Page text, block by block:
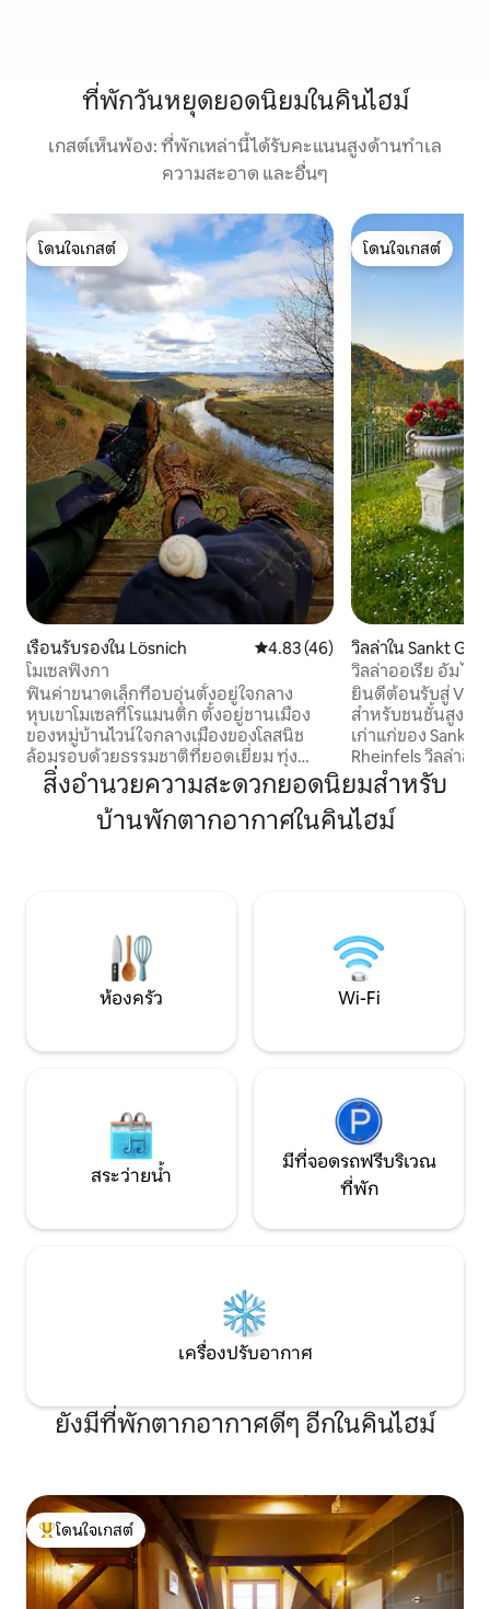
ที่พักวันหยุดยอดนิยมในคินไฮม์
เกสต์เห็นพ้อง: ที่พักเหล่านี้ได้รับคะแนนสูงด้านทำเล
ความสะอาด และอื่นๆ
โดนใจเกสต์
โดนใจเกสต์
เรือนรับรองใน Lösnich คะแนนเฉลี่ย 4.83 จาก 5, 46 รีวิว
4.83 (46)
โมเซลฟิงกา
ฟินค่าขนาดเล็กที่อบอุ่นตั้งอยู่ใจกลาง
หุบเขาโมเซลที่โรแมนติก ตั้งอยู่ชานเมือง
ของหมู่บ้านไวน์ใจกลางเมืองของโลสนิช
ล้อมรอบด้วยธรรมชาติที่ยอดเยี่ยม ทุ่ง
หญ้า และไร่องุ่น คุณจะพบความสงบและ
เงียบสงบที่นี่ ไม่ว่าจะเป็นการเดินป่าที่ยอด
เยี่ยม การขี่จักรยานที่ผ่อนคลาย การเดิน
โดนใจเกสต์
โดนใจเกสต์
วิลล่าใน Sankt
วิลล่าออเรีย อัม ไรน์
ยินดีต้อนรับสู่ Villa
สำหรับชนชั้นสูงอัน
เก่าแก่ของ Sankt
Rheinfels วิลล่าสื่
สงบ และผสมผสา
กับการตกแต่งภาย
ตัวที่มองเห็นวิวแม่
สิ่งอำนวยความสะดวกยอดนิยมสำหรับ
บ้านพักตากอากาศในคินไฮม์
ห้องครัว Wi-Fi
สระว่ายน้ำ
มีที่จอดรถฟรีบริเวณ
ที่พัก
เครื่องปรับอากาศ
ยังมีที่พักตากอากาศดีๆ อีกในคินไฮม์
โดนใจเกสต์ที่สุด
โดนใจเกสต์